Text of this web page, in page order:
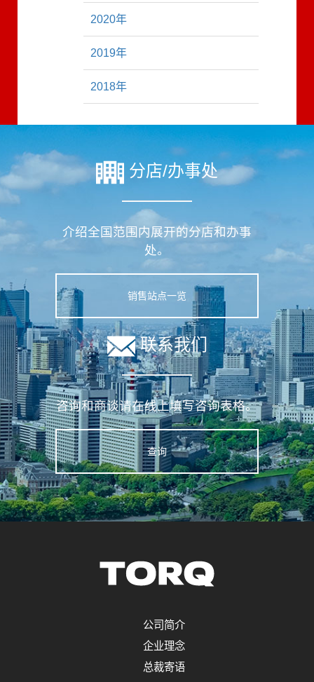
2020年
2019年
2018年
分店/办事处
介绍全国范围内展开的分店和办事
处。
销售站点一览
联系我们
咨询和商谈请在线上填写咨询表格。
查询
公司简介
企业理念
总裁寄语